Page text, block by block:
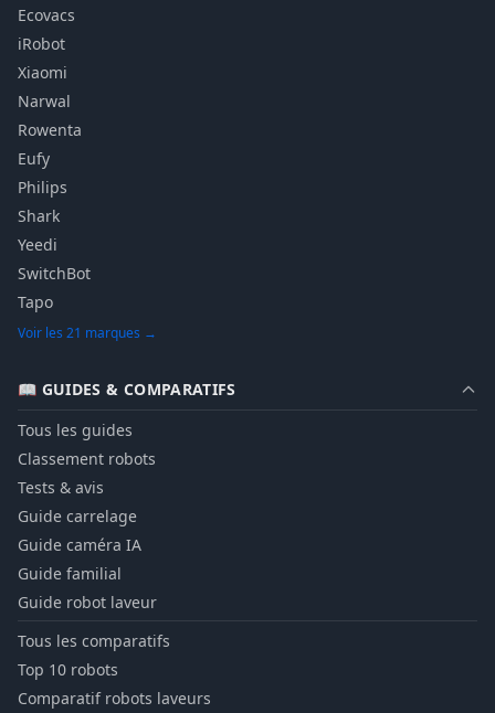
Ecovacs
iRobot
Xiaomi
Narwal
Rowenta
Eufy
Philips
Shark
Yeedi
SwitchBot
Tapo
Voir les 21 marques →
📖 GUIDES & COMPARATIFS
Tous les guides
Classement robots
Tests & avis
Guide carrelage
Guide caméra IA
Guide familial
Guide robot laveur
Tous les comparatifs
Top 10 robots
Comparatif robots laveurs